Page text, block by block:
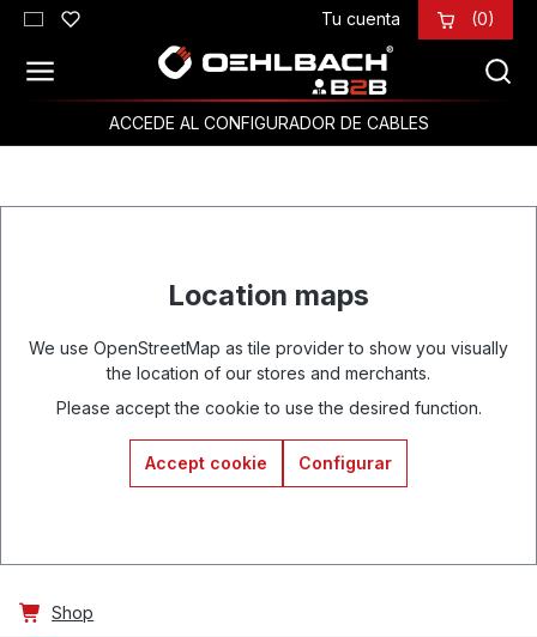
Saltar al contenido principal Tu cuenta (0)
ACCEDE AL CONFIGURADOR DE CABLES
Location maps
We use OpenStreetMap as tile provider to show you visually
the location of our stores and merchants.
Please accept the cookie to use the desired function.
Accept cookie Configurar
Shop